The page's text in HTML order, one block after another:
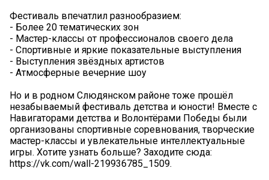
Фестиваль впечатлил разнообразием:
- Более 20 тематических зон
- Мастер-классы от профессионалов своего дела
- Спортивные и яркие показательные выступления
- Выступления звёздных артистов
- Атмосферные вечерние шоу
Но и в родном Слюдянском районе тоже прошёл
незабываемый фестиваль детства и юности! Вместе с
Навигаторами детства и Волонтёрами Победы были
организованы спортивные соревнования, творческие
мастер-классы и увлекательные интеллектуальные
игры. Хотите узнать больше? Заходите сюда:
https://vk.com/wall-219936785_1509.